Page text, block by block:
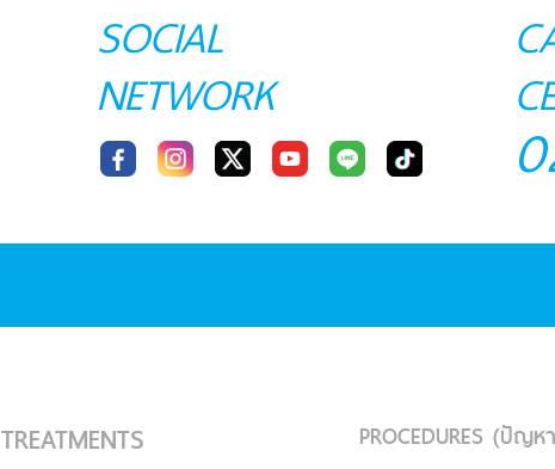
SOCIAL
NETWORK
TREATMENTS
PROCEDURES (ปัญห